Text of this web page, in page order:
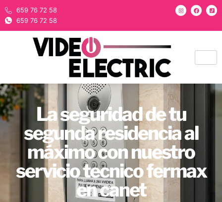
659 76 72 58
659 76 72 58
La seguridad de tu
segunda residencia al
máximo con nuestro
servicio tecnico fermax
en canet